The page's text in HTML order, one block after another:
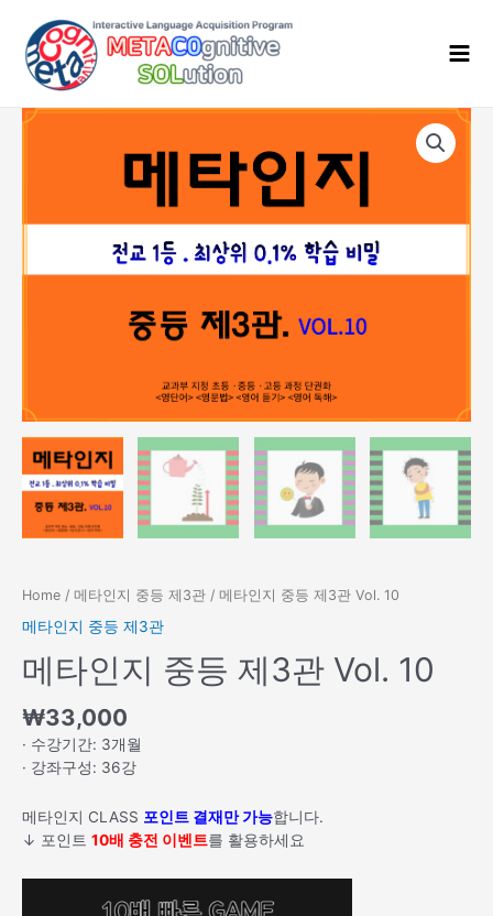
Home / 메타인지 중등 제3관 / 메타인지 중등 제3관 Vol. 10
메타인지 중등 제3관
메타인지 중등 제3관 Vol. 10
₩33,000
· 수강기간: 3개월
· 강좌구성: 36강
메타인지 CLASS 포인트 결재만 가능합니다.
↓ 포인트 10배 충전 이벤트를 활용하세요
메
3